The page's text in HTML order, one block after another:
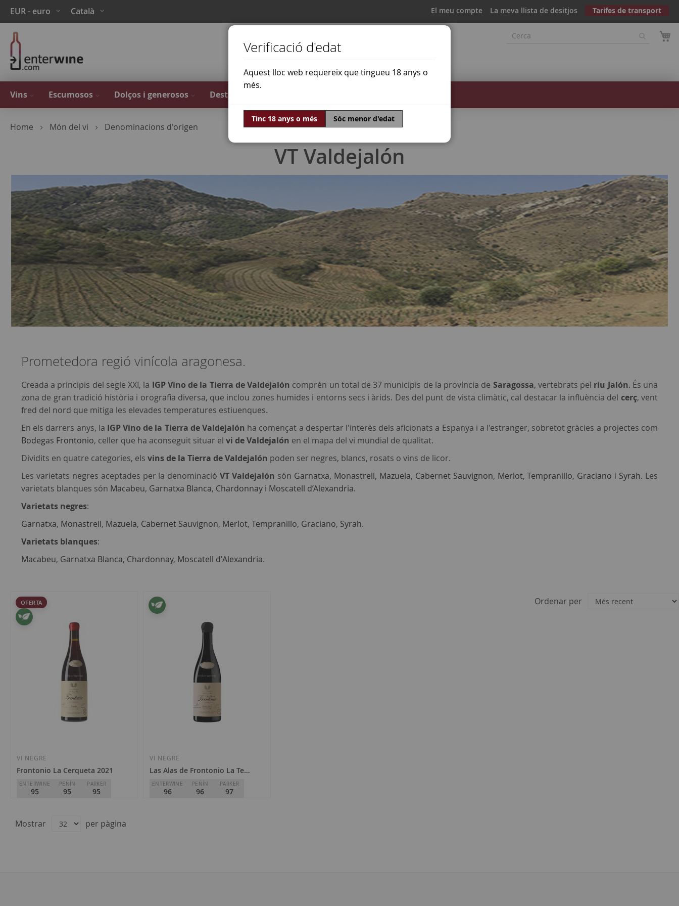
El meu compte La meva llista de desitjos Tarifes de transport
Skip
to
Content
Moneda
EUR - euro Language
Català
Vins Escumosos Dolços i generosos Destil·lats
Home Món del vi Denominacions d'origen
VT Valdejalón
Prometedora regió vinícola aragonesa.
Creada a principis del segle XXI, la IGP Vino de la Tierra de Valdejalón comprèn un total de 37 municipis de la província de Saragossa, vertebrats pel riu Jalón. És una
zona de gran tradició història i orografia diversa, que inclou zones humides i entorns secs i àrids. Des del punt de vista climàtic, cal destacar la influència del cerç, vent
fred del nord que mitiga les elevades temperatures estiuenques.
En els darrers anys, la IGP Vino de la Tierra de Valdejalón ha començat a despertar l'interès dels aficionats a Espanya i a l'estranger, sobretot gràcies a projectes com
Bodegas Frontonio, celler que ha aconseguit situar el vi de Valdejalón en el mapa del vi mundial de qualitat.
Dividits en quatre categories, els vins de la Tierra de Valdejalón poden ser negres, blancs, rosats o vins de licor.
Les varietats negres aceptades per la denominacióVT Valdejalón són Garnatxa, Monastrell, Mazuela, Cabernet Sauvignon, Merlot,Tempranillo, Graciano i Syrah. Les
varietats blanques són Macabeu, Garnatxa Blanca, Chardonnay i Moscatell d’Alexandria.
Varietats negres:
Garnatxa, Monastrell, Mazuela, Cabernet Sauvignon, Merlot, Tempranillo, Graciano, Syrah.
Varietats blanques:
Macabeu, Garnatxa Blanca, Chardonnay, Moscatell d'Alexandria.
2articles Ordenar per
OFERTA
VI NEGRE
Frontonio La Cerqueta 2021
ENTERWINE
95
PEÑÍN
95
PARKER
95
D.O. VT Valdejalón
Special
Regular
VI NEGRE
Las Alas de Frontonio La Tejera 2022
ENTERWINE
96
PEÑÍN
96
PARKER
97
Mostrar per pàgina
Verificació d'edat
Aquest lloc web requereix que tingueu 18 anys o
més.
Tinc 18 anys o més Sóc menor d'edat